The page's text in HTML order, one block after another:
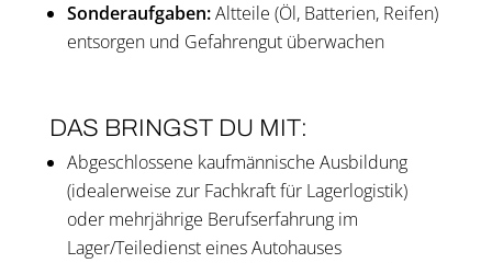
Son­der­auf­ga­ben:Alt­tei­le (Öl, Bat­te­rien, Rei­fen)
ent­sor­gen und Gefah­ren­gut über­wa­chen
DAS BRINGST DU MIT:
Abge­schlos­se­ne kauf­män­ni­sche Aus­bil­dung
(idea­ler­wei­se zur Fach­kraft für Lager­lo­gis­tik)
oder mehr­jäh­ri­ge Berufs­er­fah­rung im
Lager/Teiledienst eines Auto­hau­ses